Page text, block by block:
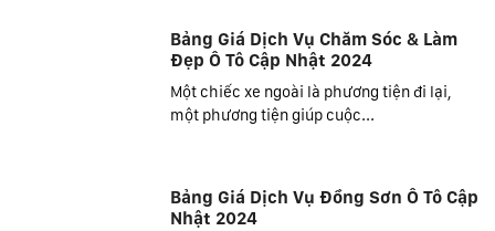
Bảng Giá Dịch Vụ Chăm Sóc & Làm
Đẹp Ô Tô Cập Nhật 2024
Một chiếc xe ngoài là phương tiện đi lại,
một phương tiện giúp cuộc...
Bảng Giá Dịch Vụ Đồng Sơn Ô Tô Cập
Nhật 2024